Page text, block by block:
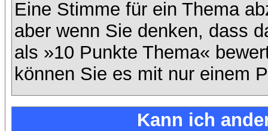
Eine Stimme für ein Thema
aber wenn Sie denken, dass
als »10 Punkte Thema«
können Sie es mit nur einem
Kann ich